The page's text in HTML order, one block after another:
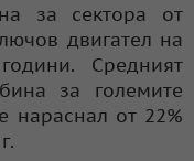
за сектора от
двигател на
Средният
за големите
нараснал от 22%